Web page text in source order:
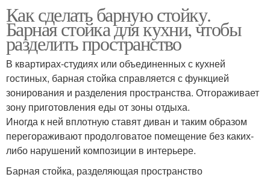
Как сделать барную стойку.
Барная стойка для кухни, чтобы
разделить пространство
В квартирах-студиях или объединенных с кухней
гостиных, барная стойка справляется с функцией
зонирования и разделения пространства. Отгораживает
зону приготовления еды от зоны отдыха.
Иногда к ней вплотную ставят диван и таким образом
перегораживают продолговатое помещение без каких-
либо нарушений композиции в интерьере.
Барная стойка, разделяющая пространство